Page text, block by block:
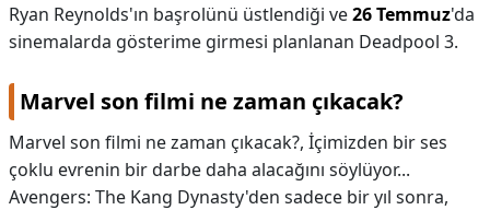
Ryan Reynolds'ın başrolünü üstlendiği ve26 Temmuz'da
sinemalarda gösterime girmesi planlanan Deadpool 3.
Marvel son filmi ne zaman çıkacak?
Marvel son filmi ne zaman çıkacak?, İçimizden bir ses
çoklu evrenin bir darbe daha alacağını söylüyor...
Avengers: The Kang Dynasty'den sadece bir yıl sonra,